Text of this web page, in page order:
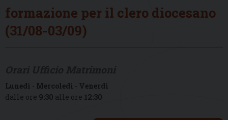
formazione per il clero diocesano
(31/08-03/09)
Lunedì - Mercoledì - Venerdì
dalle ore 9:30 alle ore 12:30